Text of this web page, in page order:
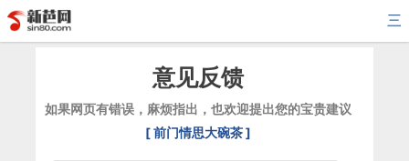
三
意见反馈
如果网页有错误，麻烦指出，也欢迎提出您的宝贵建议
[ 前门情思大碗茶 ]